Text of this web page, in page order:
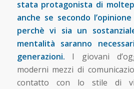
stata protagonista di
anche se secondo
perchè vi sia un
mentalità saranno
generazioni. I giovani
moderni mezzi di
contatto con lo stile di